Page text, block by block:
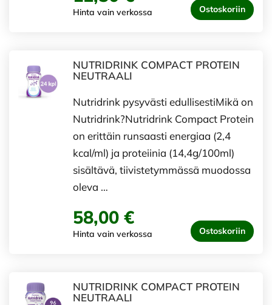
Hinta vain verkossa Ostoskoriin
NUTRIDRINK COMPACT PROTEIN
NEUTRAALI
Nutridrink pysyvästi edullisestiMikä on
Nutridrink?Nutridrink Compact Protein
on erittäin runsaasti energiaa (2,4
kcal/ml) ja proteiinia (14,4g/100ml)
sisältävä, tiivistetymmässä muodossa
oleva …
58,00 €
Hinta vain verkossa Ostoskoriin
NUTRIDRINK COMPACT PROTEIN
NEUTRAALI